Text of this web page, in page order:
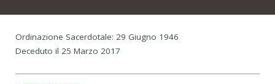
Ordinazione Sacerdotale: 29 Giugno 1946
Deceduto il 25 Marzo 2017